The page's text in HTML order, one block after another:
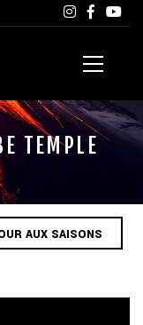
TEMPLE
AUX SAISONS